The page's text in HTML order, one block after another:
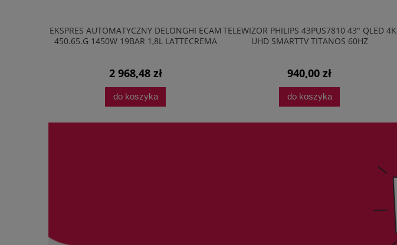
EKSPRES AUTOMATYCZNY DELONGHI ECAM
450.65.G 1450W 19BAR 1,8L LATTECREMA
2 968,48 zł
do koszyka
TELEWIZOR PHILIPS 43PUS7810 43" QLED 4K
UHD SMARTTV TITANOS 60HZ
940,00 zł
do koszyka